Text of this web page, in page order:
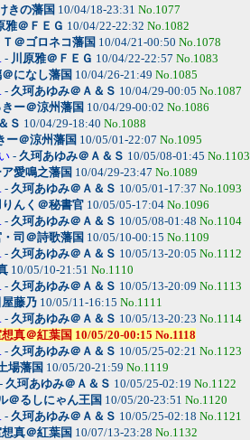
きの藩国 10/04/18-23:31 No.1077
雅＠ＦＥＧ 10/04/22-22:32 No.1082
Ｔ＠ゴロネコ藩国 10/04/21-00:50 No.1078
- 川原雅＠ＦＥＧ 10/04/22-22:57 No.1083
になし藩国 10/04/26-21:49 No.1085
- 久珂あゆみ＠Ａ＆Ｓ 10/04/29-00:05 No.1087
ー＠涼州藩国 10/04/29-00:02 No.1086
Ｓ 10/04/29-18:40 No.1088
ー＠涼州藩国 10/05/01-22:07 No.1095
- 久珂あゆみ＠Ａ＆Ｓ 10/05/08-01:45 No.1103
ア愛鳴之藩国 10/04/29-23:47 No.1089
- 久珂あゆみ＠Ａ＆Ｓ 10/05/01-17:37 No.1093
んく＠秘書官 10/05/05-17:04 No.1096
- 久珂あゆみ＠Ａ＆Ｓ 10/05/08-01:48 No.1104
司＠詩歌藩国 10/05/10-00:15 No.1109
- 久珂あゆみ＠Ａ＆Ｓ 10/05/13-20:05 No.1112
10/05/10-21:51 No.1110
- 久珂あゆみ＠Ａ＆Ｓ 10/05/13-20:09 No.1113
藤乃 10/05/11-16:15 No.1111
- 久珂あゆみ＠Ａ＆Ｓ 10/05/13-20:23 No.1114
真＠紅葉国 10/05/20-00:15 No.1118
- 久珂あゆみ＠Ａ＆Ｓ 10/05/25-02:21 No.1123
場藩国 10/05/20-21:59 No.1119
- 久珂あゆみ＠Ａ＆Ｓ 10/05/25-02:19 No.1122
＠るしにゃん王国 10/05/20-23:51 No.1120
- 久珂あゆみ＠Ａ＆Ｓ 10/05/25-02:18 No.1121
真＠紅葉国 10/07/13-23:28 No.1132